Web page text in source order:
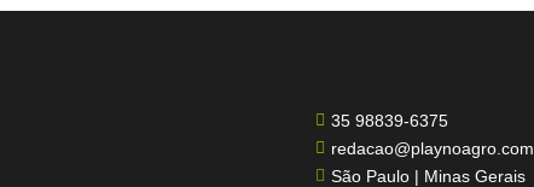
 35 98839-6375

 São Paulo | Minas Gerais